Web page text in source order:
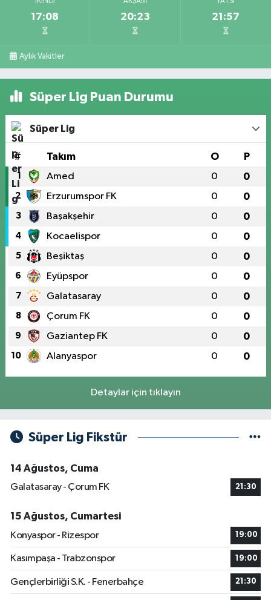
17:08 20:23 21:57
Aylık Vakitler
Süper Lig Puan Durumu
Süper Lig
# Takım O P
1 Amed 0 0
2 Erzurumspor FK 0 0
3 Başakşehir 0 0
4 Kocaelispor 0 0
5 Beşiktaş 0 0
6 Eyüpspor 0 0
7 Galatasaray 0 0
8 Çorum FK 0 0
9 Gaziantep FK 0 0
10 Alanyaspor 0 0
Detaylar için tıklayın
Süper Lig Fikstür
14 Ağustos, Cuma
Galatasaray - Çorum FK
21:30
15 Ağustos, Cumartesi
Konyaspor - Rizespor
19:00
Kasımpaşa - Trabzonspor 19:00
Gençlerbirliği S.K. - Fenerbahçe 21:30